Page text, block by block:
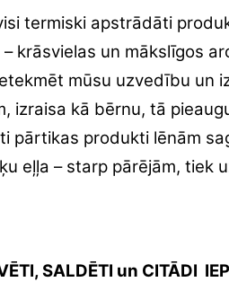
termiski apstrādāti
– krāsvielas un mākslīgos
mūsu uzvedību un
izraisa kā bērnu, tā
pārtikas produkti lēnām
eļļa – starp pārējām, tiek
SALDĒTI un CITĀDI